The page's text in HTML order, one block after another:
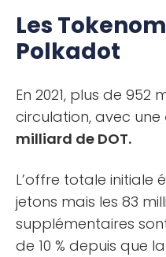
Les
Polkadot
En 2021, plus de 952
circulation, avec une
milliard de DOT.
L’offre totale initiale
jetons mais les 83
supplémentaires
de 10 % depuis que